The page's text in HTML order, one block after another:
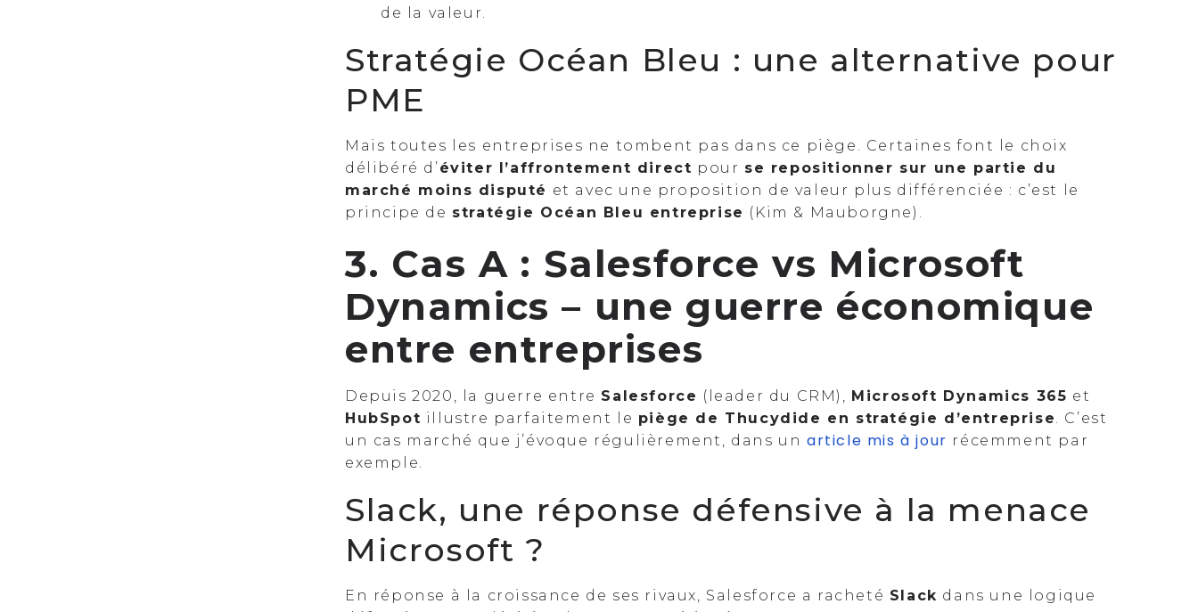
de la valeur.
Stratégie Océan Bleu : une alternative pour
PME
Mais toutes les entreprises ne tombent pas dans ce piège. Certaines font le choix
délibéré d’éviter l’affrontement direct pour se repositionner sur une partie du
marché moins disputé et avec une proposition de valeur plus différenciée : c’est le
principe de stratégie Océan Bleu entreprise (Kim & Mauborgne).
3. Cas A : Salesforce vs Microsoft
Dynamics – une guerre économique
entre entreprises
Depuis 2020, la guerre entre Salesforce (leader du CRM), Microsoft Dynamics 365 et
HubSpot illustre parfaitement le piège de Thucydide en stratégie d’entreprise. C’est
un cas marché que j’évoque régulièrement, dans un article mis àjour récemment par
exemple.
Slack, une réponse défensive à la menace
Microsoft ?
En réponse à la croissance de ses rivaux, Salesforce a racheté Slack dans une logique